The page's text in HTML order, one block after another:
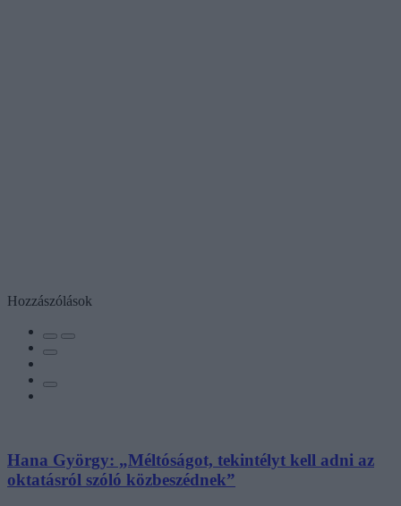
Hozzászólások
Hana György: „Méltóságot, tekintélyt kell adni az
oktatásról szóló közbeszédnek”